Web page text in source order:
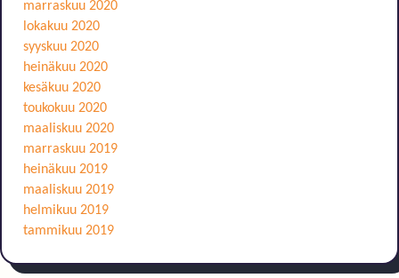
marraskuu 2020
lokakuu 2020
syyskuu 2020
heinäkuu 2020
kesäkuu 2020
toukokuu 2020
maaliskuu 2020
marraskuu 2019
heinäkuu 2019
maaliskuu 2019
helmikuu 2019
tammikuu 2019